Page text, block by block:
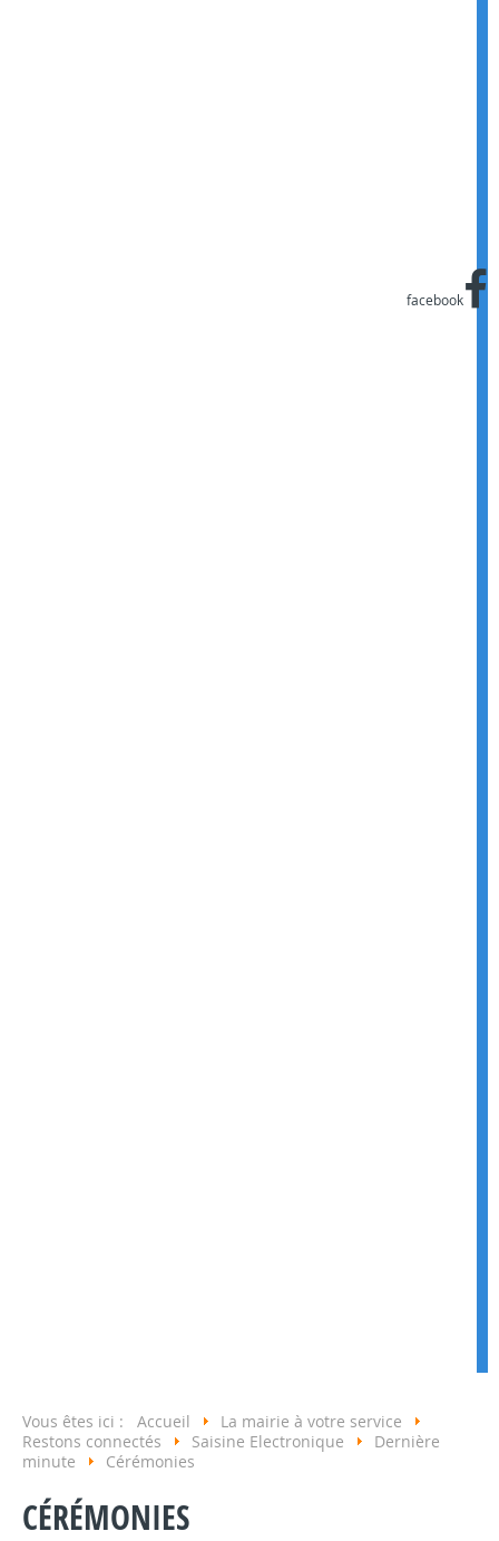
facebook
Vous êtes ici : Accueil
La mairie à votre service
Restons connectés
Saisine Electronique
Dernière
minute
Cérémonies
CÉRÉMONIES